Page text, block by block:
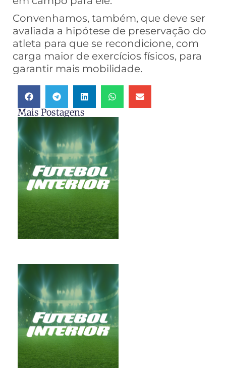
Convenhamos, também, que deve ser
avaliada a hipótese de preservação do
atleta para que se recondicione, com
carga maior de exercícios físicos, para
garantir mais mobilidade.
Mais Postagens